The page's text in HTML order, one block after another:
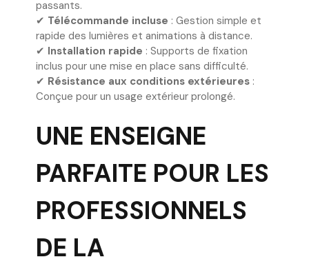
passants.
✔ Télécommande incluse : Gestion simple et
rapide des lumières et animations à distance.
✔ Installation rapide : Supports de fixation
inclus pour une mise en place sans difficulté.
✔ Résistance aux conditions extérieures :
Conçue pour un usage extérieur prolongé.
UNE ENSEIGNE
PARFAITE POUR LES
PROFESSIONNELS
DE LA